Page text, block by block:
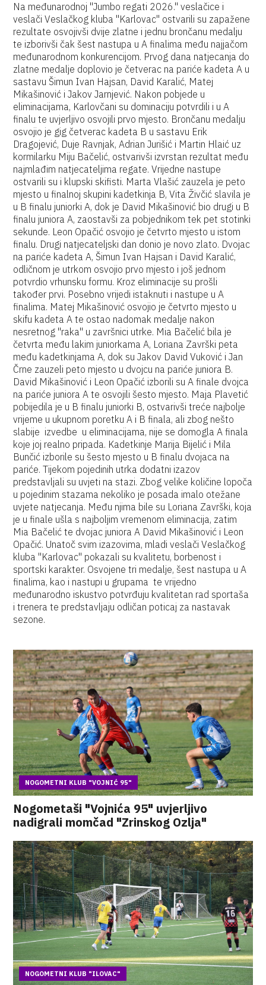
Na međunarodnoj "Jumbo regati 2026." veslačice i
veslači Veslačkog kluba "Karlovac" ostvarili su zapažene
rezultate osvojivši dvije zlatne i jednu brončanu medalju
te izborivši čak šest nastupa u A finalima među najjačom
međunarodnom konkurencijom. Prvog dana natjecanja do
zlatne medalje doplovio je četverac na pariće kadeta A u
sastavu Šimun Ivan Hajsan, David Karalić, Matej
Mikašinović i Jakov Jarnjević. Nakon pobjede u
eliminacijama, Karlovčani su dominaciju potvrdili i u A
finalu te uvjerljivo osvojili prvo mjesto. Brončanu medalju
osvojio je gig četverac kadeta B u sastavu Erik
Dragojević, Duje Ravnjak, Adrian Jurišić i Martin Hlaić uz
kormilarku Miju Bačelić, ostvarivši izvrstan rezultat među
najmlađim natjecateljima regate. Vrijedne nastupe
ostvarili su i klupski skifisti. Marta Vlašić zauzela je peto
mjesto u finalnoj skupini kadetkinja B, Vita Živčić slavila je
u B finalu juniorki A, dok je David Mikašinović bio drugi u B
finalu juniora A, zaostavši za pobjednikom tek pet stotinki
sekunde. Leon Opačić osvojio je četvrto mjesto u istom
finalu. Drugi natjecateljski dan donio je novo zlato. Dvojac
na pariće kadeta A, Šimun Ivan Hajsan i David Karalić,
odličnom je utrkom osvojio prvo mjesto i još jednom
potvrdio vrhunsku formu. Kroz eliminacije su prošli
također prvi. Posebno vrijedi istaknuti i nastupe u A
finalima. Matej Mikašinović osvojio je četvrto mjesto u
skifu kadeta A te ostao nadomak medalje nakon
nesretnog "raka" u završnici utrke. Mia Bačelić bila je
četvrta među lakim juniorkama A, Loriana Završki peta
među kadetkinjama A, dok su Jakov David Vuković i Jan
Črne zauzeli peto mjesto u dvojcu na pariće juniora B.
David Mikašinović i Leon Opačić izborili su A finale dvojca
na pariće juniora A te osvojili šesto mjesto. Maja Plavetić
pobijedila je u B finalu juniorki B, ostvarivši treće najbolje
vrijeme u ukupnom poretku A i B finala, ali zbog nešto
slabije izvedbe u eliminacijama, nije se domogla A finala
koje joj realno pripada. Kadetkinje Marija Bijelić i Mila
Bunčić izborile su šesto mjesto u B finalu dvojaca na
pariće. Tijekom pojedinih utrka dodatni izazov
predstavljali su uvjeti na stazi. Zbog velike količine lopoča
u pojedinim stazama nekoliko je posada imalo otežane
uvjete natjecanja. Među njima bile su Loriana Završki, koja
je u finale ušla s najboljim vremenom eliminacija, zatim
Mia Bačelić te dvojac juniora A David Mikašinović i Leon
Opačić. Unatoč svim izazovima, mladi veslači Veslačkog
kluba "Karlovac" pokazali su kvalitetu, borbenost i
sportski karakter. Osvojene tri medalje, šest nastupa u A
finalima, kao i nastupi u grupama te vrijedno
međunarodno iskustvo potvrđuju kvalitetan rad sportaša
i trenera te predstavljaju odličan poticaj za nastavak
sezone.
NOGOMETNI KLUB "VOJNIĆ 95"
Nogometaši "Vojnića 95" uvjerljivo
nadigrali momčad "Zrinskog Ozlja"
NOGOMETNI KLUB "ILOVAC"